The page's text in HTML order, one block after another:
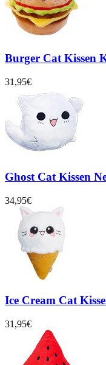
Burger Cat Kissen
31,95€
Ghost Cat Kissen
34,95€
Ice Cream Cat
31,95€